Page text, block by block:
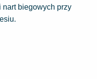
biegowych przy